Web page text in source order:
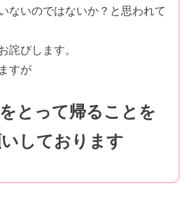
ないのではないか？と思われて
詫びします。
すが
とって帰ることを
しております